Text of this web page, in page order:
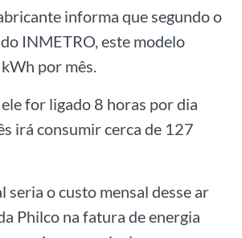
informa que segundo o
INMETRO, este modelo
por mês.
ele for ligado 8 horas por dia
irá consumir cerca de 127
seria o custo mensal desse ar
Philco na fatura de energia